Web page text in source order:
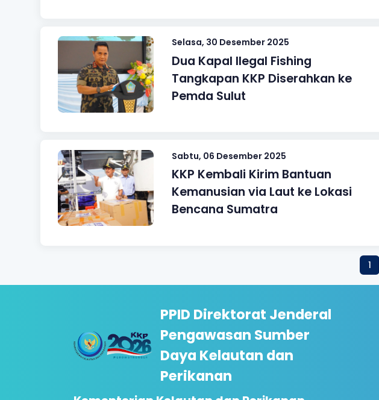
Selasa, 30 Desember 2025
Dua Kapal Ilegal Fishing
Tangkapan KKP Diserahkan ke
Pemda Sulut
Sabtu, 06 Desember 2025
KKP Kembali Kirim Bantuan
Kemanusian via Laut ke Lokasi
Bencana Sumatra
1
PPID Direktorat Jenderal
Pengawasan Sumber
Daya Kelautan dan
Perikanan